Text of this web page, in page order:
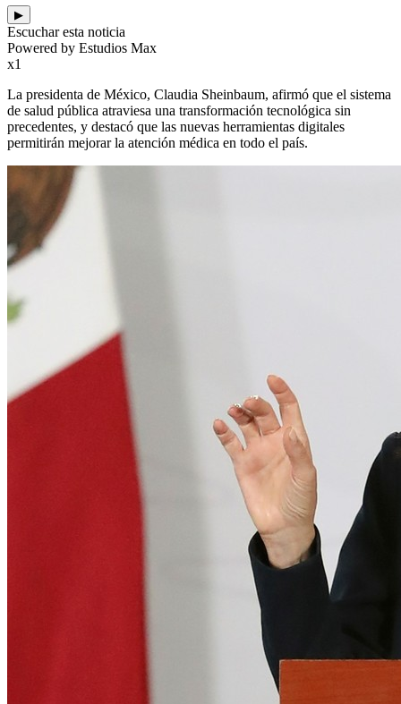
▶
Escuchar esta noticia
Powered by Estudios Max
x1
La presidenta de México, Claudia Sheinbaum, afirmó que el sistema
de salud pública atraviesa una transformación tecnológica sin
precedentes, y destacó que las nuevas herramientas digitales
permitirán mejorar la atención médica en todo el país.